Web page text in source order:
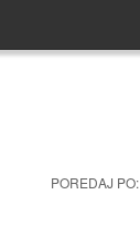
POREDAJ PO: